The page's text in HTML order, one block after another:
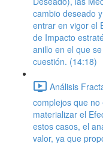
cambio deseado
entrar en vigor el
de Impacto
anillo en el que
cuestión. (14:18)
Análisis
complejos que
materializar el
estos casos, el
valor, ya que